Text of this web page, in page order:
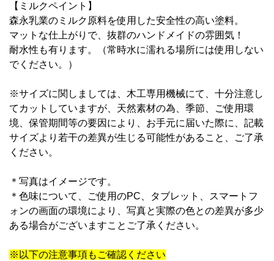
【 ミルクペイント】
森永乳業のミルク原料を使用した安全性の高い塗料。
マットな仕上がりで、抜群のハンドメイドの雰囲気！
耐水性も有ります。（常時水に濡れる場所には使用しない
でください。）
※サイズに関しましては、木工専用機械にて、十分注意し
てカットしていますが、天然素材の為、季節、ご使用環
境、保管期間等の要因により、お手元に届いた際に、記載
サイズより若干の差異が生じる可能性があること、ご了承
ください。
＊写真はイメージです。
＊ 色味について、ご使用のPC、タブレット、スマートフ
ォンの画面の環境により、写真と実際の色との差異が多少
ある場合がございますことご了承ください。
※以下の注意事項もご確認ください